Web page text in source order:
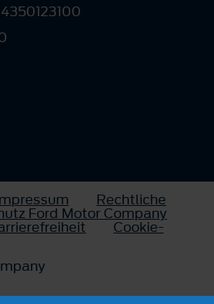
Rechtliche
Ford Motor Company
Cookie-